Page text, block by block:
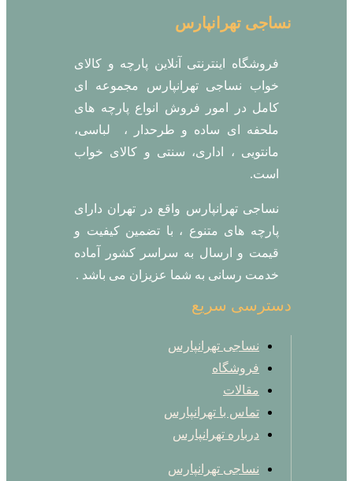
نساجی تهرانپارس
فروشگاه اینترنتی آنلاین پارچه و کالای
خواب نساجی تهرانپارس مجموعه ای
کامل در امور فروش انواع پارچه های
ملحفه ای ساده و طرحدار ، لباسی،
مانتویی ، اداری، سنتی و کالای خواب
است.
نساجی تهرانپارس واقع در تهران دارای
پارچه های متنوع ، با تضمین کیفیت و
قیمت و ارسال به سراسر کشور آماده
خدمت رسانی به شما عزیزان می باشد .
دسترسی سریع
نساجی تهرانپارس
فروشگاه
مقالات
تماس با تهرانپارس
درباره تهرانپارس
نساجی تهرانپارس